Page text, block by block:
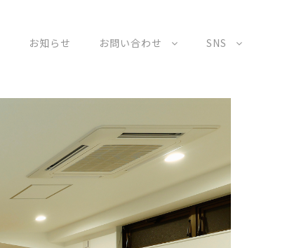
お知らせ お問い合わせ SNS